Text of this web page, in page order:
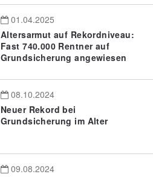
01.04.2025
Altersarmut auf Rekordniveau:
Fast 740.000 Rentner auf
Grundsicherung angewiesen
08.10.2024
Neuer Rekord bei
Grundsicherung im Alter
09.08.2024